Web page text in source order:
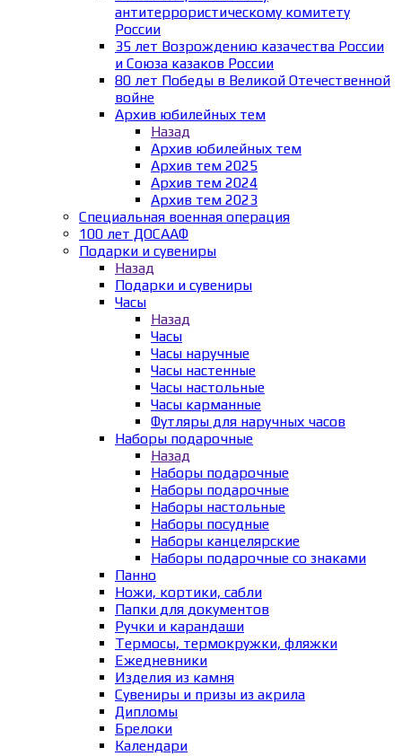
антитеррористическому комитету
России
35 лет Возрождению казачества России
и Союза казаков России
80 лет Победы в Великой Отечественной
войне
Архив юбилейных тем
Назад
Архив юбилейных тем
Архив тем 2025
Архив тем 2024
Архив тем 2023
Специальная военная операция
100 лет ДОСААФ
Подарки и сувениры
Назад
Подарки и сувениры
Часы
Назад
Часы
Часы наручные
Часы настенные
Часы настольные
Часы карманные
Футляры для наручных часов
Наборы подарочные
Назад
Наборы подарочные
Наборы подарочные
Наборы настольные
Наборы посудные
Наборы канцелярские
Наборы подарочные со знаками
Панно
Ножи, кортики, сабли
Папки для документов
Ручки и карандаши
Термосы, термокружки, фляжки
Ежедневники
Изделия из камня
Сувениры и призы из акрила
Дипломы
Брелоки
Календари